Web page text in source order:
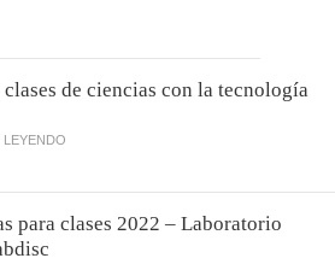
de ciencias con la tecnología
para clases 2022 – Laboratorio